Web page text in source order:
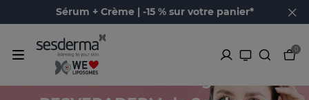
Sérum + Crème | -15 % sur votre panier*
0
Produits de la ligne